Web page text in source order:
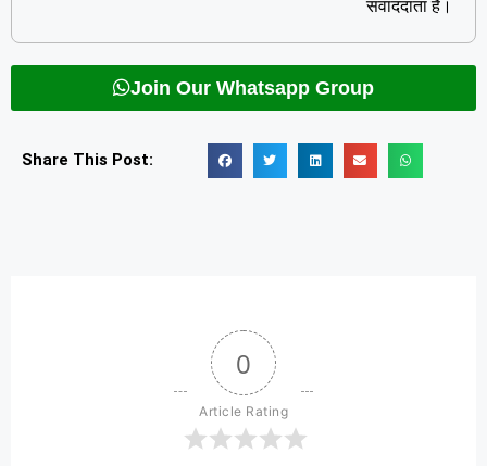
संवाददाता है।
Join Our Whatsapp Group
Share This Post:
0
Article Rating